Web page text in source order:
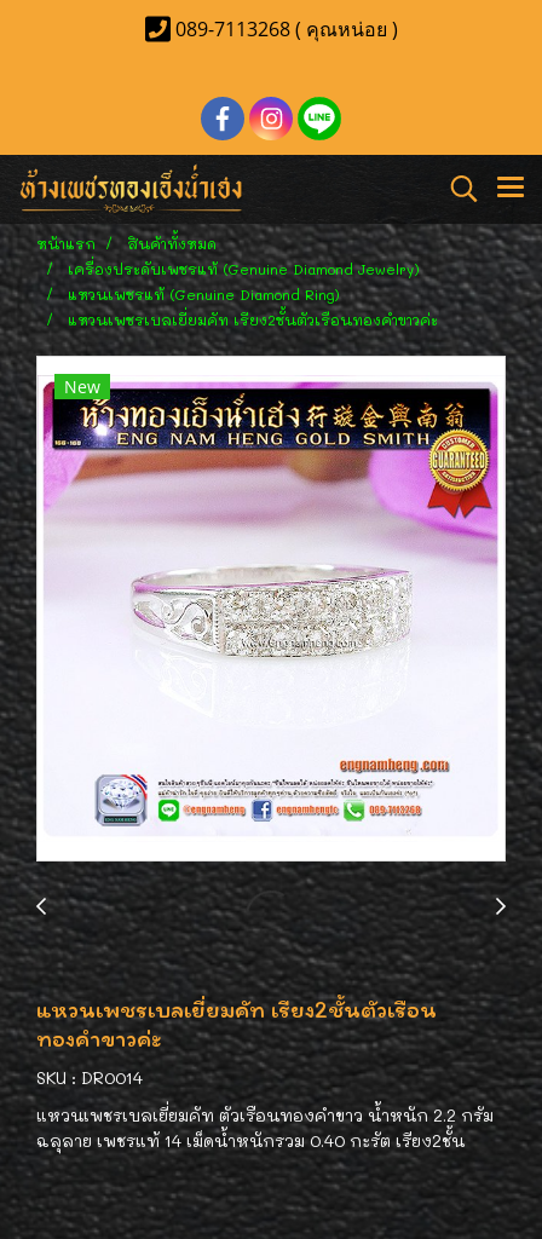
089-7113268 ( คุณหน่อย )
หน้าแรก
สินค้าทั้งหมด
เครื่องประดับเพชรแท้ (Genuine Diamond Jewelry)
แหวนเพชรแท้ (Genuine Diamond Ring)
แหวนเพชรเบลเยี่ยมคัท เรียง2ชั้นตัวเรือนทองคำขาวค่ะ
New
แหวนเพชรเบลเยี่ยมคัท เรียง2ชั้นตัวเรือน
ทองคำขาวค่ะ
SKU : DR0014
แหวนเพชรเบลเยี่ยมคัท ตัวเรือนทองคำขาว น้ำหนัก 2.2 กรัม
ฉลุลาย เพชรแท้ 14 เม็ดน้ำหนักรวม 0.40 กะรัต เรียง2ชั้น